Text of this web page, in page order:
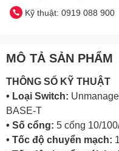
Kỹ thuật: 0919 088 900
MÔ TẢ SẢN PHẨM
THÔNG SỐ KỸ THUẬT
• Loại Switch:
BASE-T
• Số cổng: 5 cổng 10/
• Tốc độ chuyển mạch: